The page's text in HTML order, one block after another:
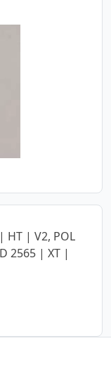
HT | V2, POL
2565 | XT |